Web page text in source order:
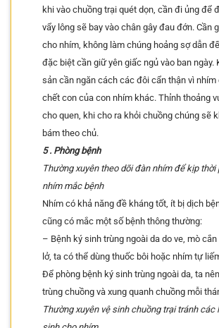
khi vào chuồng trại quét dọn, cần đi ủng để
vẩy lông sẽ bay vào chân gây đau đớn. Cần
cho nhím, không làm chúng hoảng sợ dẫn
đặc biệt cần giữ yên giấc ngủ vào ban ngày.
sản cần ngăn cách các đôi cẩn thận vì
chết con của con nhím khác. Thỉnh thoảng
cho quen, khi cho ra khỏi chuồng chúng sẽ
bám theo chủ.
5 . Phòng bệnh
Thường xuyên theo dõi đàn nhím để kịp thời
nhím mắc bệnh
Nhím có khả năng đề kháng tốt, ít bị dịch
cũng có mắc một số bệnh thông thường:
– Bệnh ký sinh trùng ngoài da do ve, mò cắn
lở, ta có thể dùng thuốc bôi hoặc nhím tự
Để phòng bệnh ký sinh trùng ngoài da, ta
trùng chuồng và xung quanh chuồng mỗi
Thường xuyên vệ sinh chuồng trại tránh các